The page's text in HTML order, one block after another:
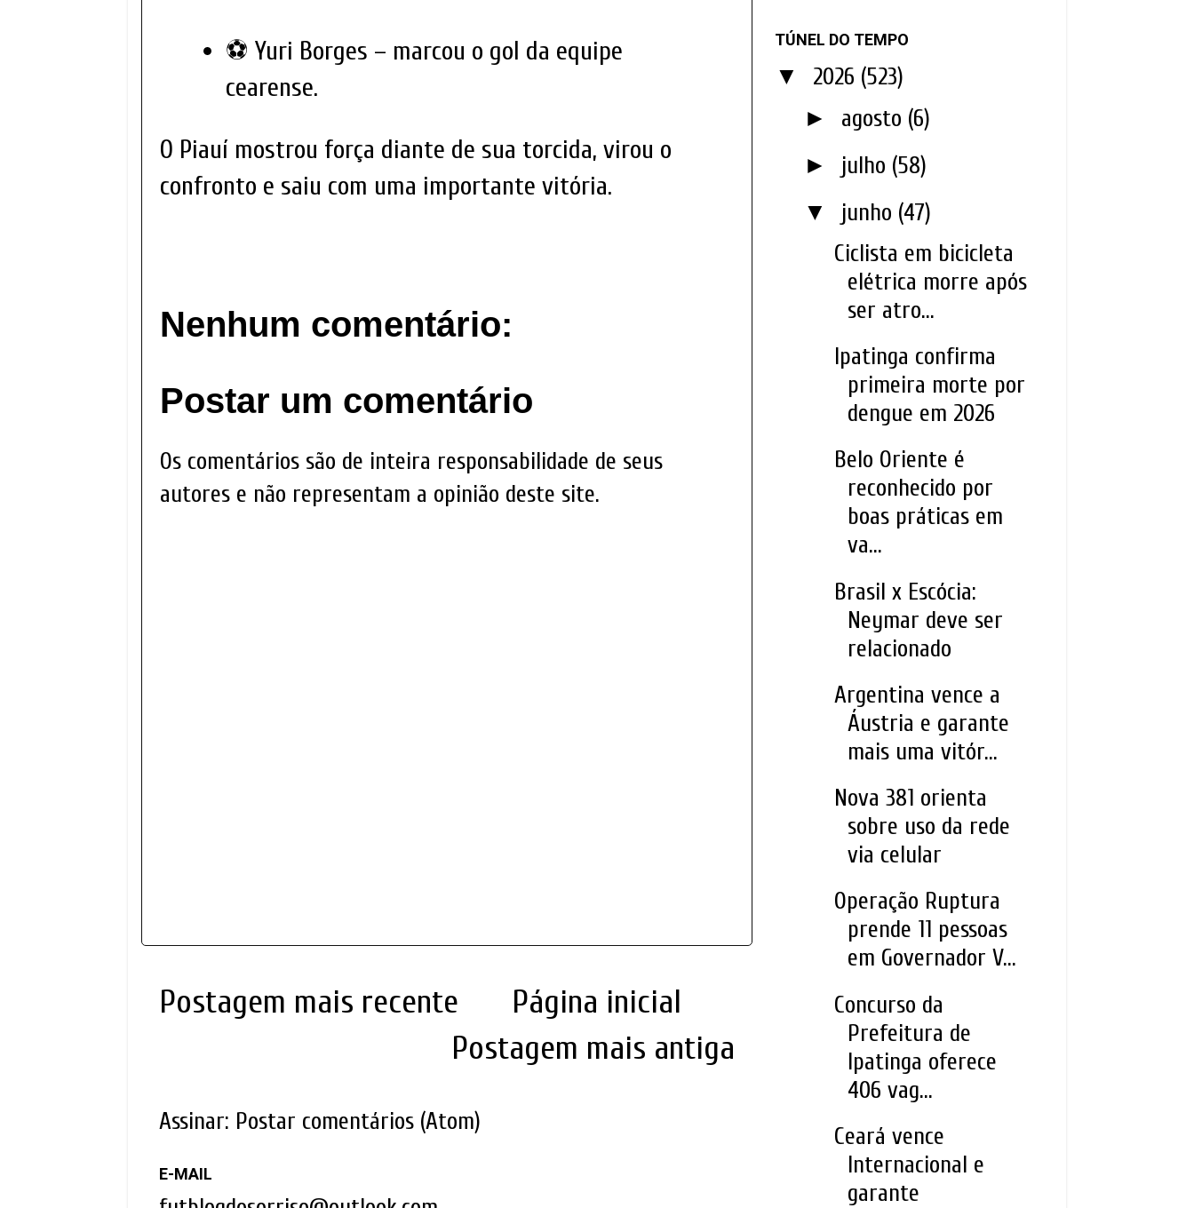
⚽ Yuri Borges – marcou o gol da equipe
cearense.
O Piauí mostrou força diante de sua torcida, virou o
confronto e saiu com uma importante vitória.
Nenhum comentário:
Postar um comentário
Os comentários são de inteira responsabilidade de seus
autores e não representam a opinião deste site.
Postagem mais recente
Postagem mais antiga
Página inicial
Assinar: Postar comentários (Atom)
E-MAIL
TÚNEL DO TEMPO
▼ 2026 (523)
► agosto (6)
► julho (58)
▼ junho (47)
Ciclista em bicicleta
elétrica morre após
ser atro...
Ipatinga confirma
primeira morte por
dengue em 2026
Belo Oriente é
reconhecido por
boas práticas em
va...
Brasil x Escócia:
Neymar deve ser
relacionado
Argentina vence a
Áustria e garante
mais uma vitór...
Nova 381 orienta
sobre uso da rede
via celular
Operação Ruptura
prende 11 pessoas
em Governador V...
Concurso da
Prefeitura de
Ipatinga oferece
406 vag...
Ceará vence
Internacional e
garante